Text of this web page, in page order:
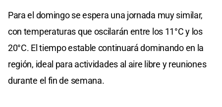
Para el domingo se espera una jornada muy similar,
con temperaturas que oscilarán entre los 11°C y los
20°C. El tiempo estable continuará dominando en la
región, ideal para actividades al aire libre y reuniones
durante el fin de semana.